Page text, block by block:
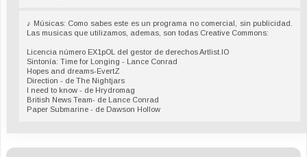
♪ Músicas: Como sabes este es un programa no comercial, sin publicidad.
Las musicas que utilizamos, ademas, son todas Creative Commons:
Licencia número EX1pOL del gestor de derechos Artlist.IO
Sintonía: Time for Longing - Lance Conrad
Hopes and dreams-EvertZ
Direction - de The Nightjars
I need to know - de Hrydromag
British News Team- de Lance Conrad
Paper Submarine - de Dawson Hollow